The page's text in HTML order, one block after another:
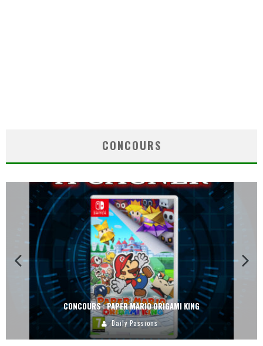
CONCOURS
CONCOURS : PAPER MARIO ORIGAMI KING
Daily Passions